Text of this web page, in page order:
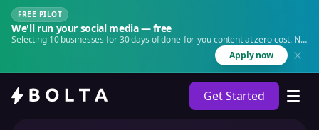
FREE PILOT
We'll run your social media — free
Selecting 10 businesses for 30 days of done-for-you content at zero cost. No
Apply now
Get Started